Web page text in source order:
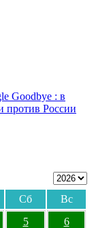
Goodbye : в
против России
Сб
Вс
5 6